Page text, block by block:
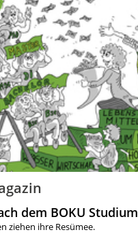
dem BOKU Studium
ziehen ihre Resümee.